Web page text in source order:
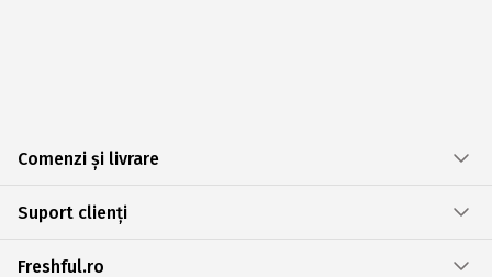
Comenzi și livrare
Suport clienți
Freshful.ro